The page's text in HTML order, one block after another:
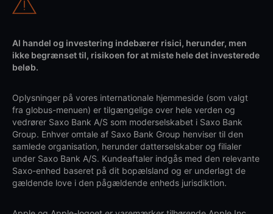
Al handel og investering indebærer risici, herunder, men
ikke begrænset til, risikoen for at miste hele det investerede
beløb.
Oplysninger på vores internationale hjemmeside (som valgt
fra globus-menuen) er tilgængelige over hele verden og
vedrører Saxo Bank A/S som moderselskabet i Saxo Bank
Group. Enhver omtale af Saxo Bank Group henviser til den
samlede organisation, herunder datterselskaber og filialer
under Saxo Bank A/S. Kundeaftaler indgås med den relevante
Saxo-enhed baseret på dit bopælsland og er underlagt de
gældende love i den pågældende enheds jurisdiktion.